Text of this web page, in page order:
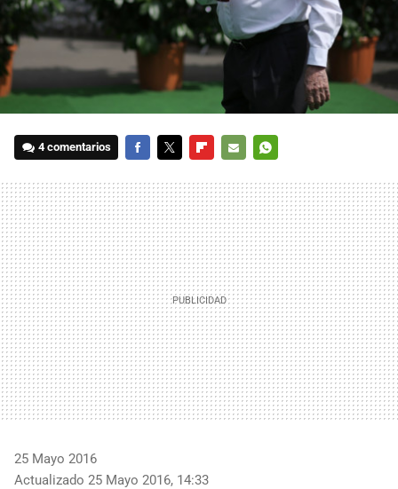
4 comentarios
MAIL
25 Mayo 2016
Actualizado 25 Mayo 2016, 14:33